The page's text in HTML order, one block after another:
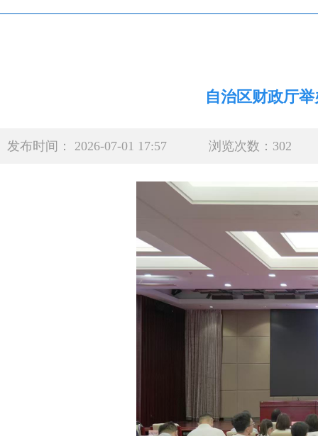
自治区财政厅
发布时间： 2026-07-01 17:57 浏览次数：302